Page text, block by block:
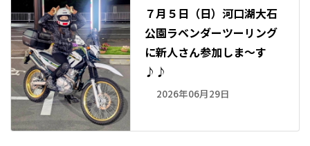
７月５日（日）河口湖大石
公園ラベンダーツーリング
に新人さん参加しま～す
♪♪
2026年06月29日